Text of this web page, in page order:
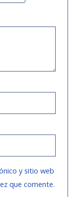
y sitio web
que comente.